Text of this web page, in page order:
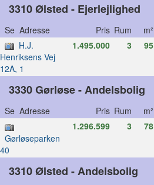
3310 Ølsted - Ejerlejlighed
Se Adresse Pris Rum m²
H.J.
Henriksens Vej
12A, 1
1.495.000 3 95
3330 Gørløse - Andelsbolig
Se Adresse Pris Rum m²
Gørløseparken
40
1.296.599 3 78
3310 Ølsted - Andelsbolig